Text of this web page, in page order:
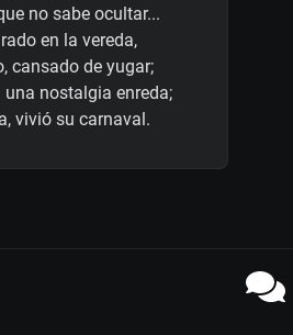
no sabe ocultar...
en la vereda,
cansado de yugar;
nostalgia enreda;
vivió su carnaval.